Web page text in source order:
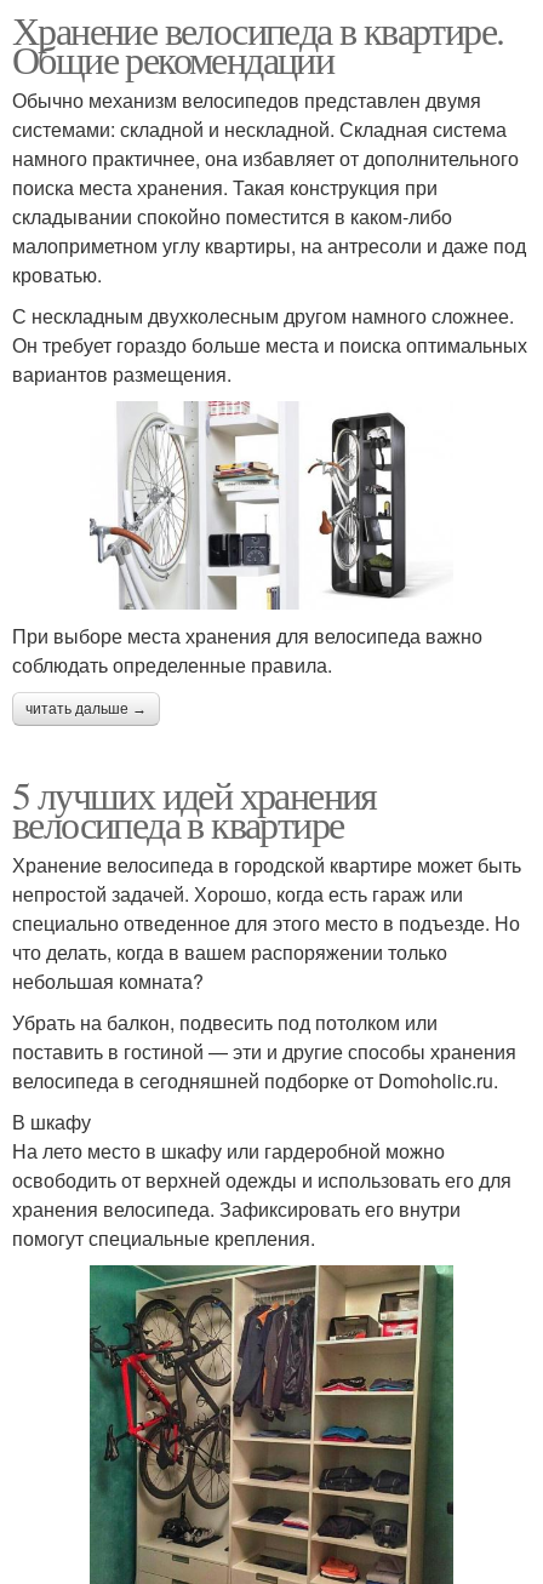
Хранение велосипеда в квартире.
Общие рекомендации
Обычно механизм велосипедов представлен двумя
системами: складной и нескладной. Складная система
намного практичнее, она избавляет от дополнительного
поиска места хранения. Такая конструкция при
складывании спокойно поместится в каком-либо
малоприметном углу квартиры, на антресоли и даже под
кроватью.
С нескладным двухколесным другом намного сложнее.
Он требует гораздо больше места и поиска оптимальных
вариантов размещения.
При выборе места хранения для велосипеда важно
соблюдать определенные правила.
читать дальше →
5 лучших идей хранения
велосипеда в квартире
Хранение велосипеда в городской квартире может быть
непростой задачей. Хорошо, когда есть гараж или
специально отведенное для этого место в подъезде. Но
что делать, когда в вашем распоряжении только
небольшая комната?
Убрать на балкон, подвесить под потолком или
поставить в гостиной — эти и другие способы хранения
велосипеда в сегодняшней подборке от Domoholic.ru.
В шкафу
На лето место в шкафу или гардеробной можно
освободить от верхней одежды и использовать его для
хранения велосипеда. Зафиксировать его внутри
помогут специальные крепления.